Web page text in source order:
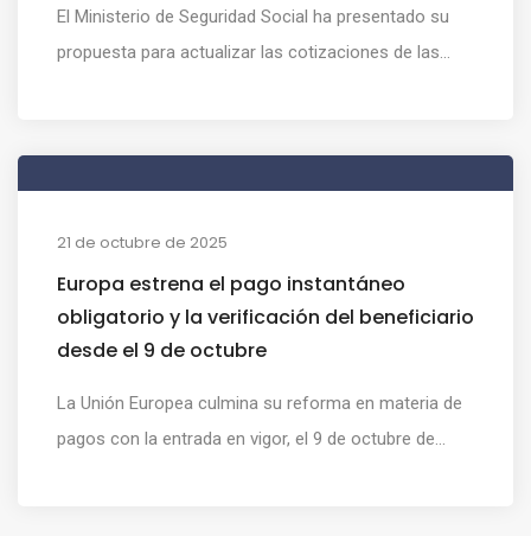
El Ministerio de Seguridad Social ha presentado su
propuesta para actualizar las cotizaciones de las...
21 de octubre de 2025
Europa estrena el pago instantáneo
obligatorio y la verificación del beneficiario
desde el 9 de octubre
La Unión Europea culmina su reforma en materia de
pagos con la entrada en vigor, el 9 de octubre de...